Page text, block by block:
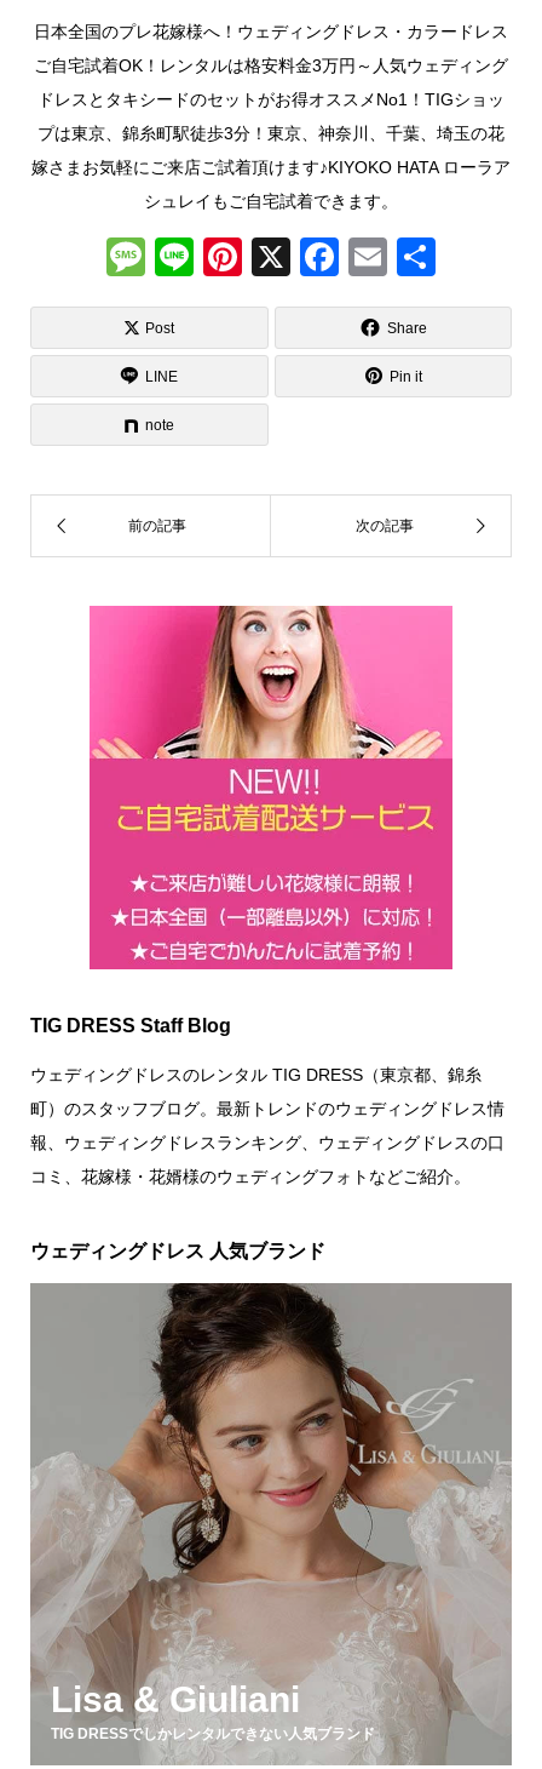
日本全国のプレ花嫁様へ！ウェディングドレス・カラードレス
ご自宅試着OK！レンタルは格安料金3万円～人気ウェディング
ドレスとタキシードのセットがお得オススメNo1！TIGショッ
プは東京、錦糸町駅徒歩3分！東京、神奈川、千葉、埼玉の花
嫁さまお気軽にご来店ご試着頂けます♪KIYOKO HATA ローラア
シュレイもご自宅試着できます。
M
e
ss
a
g
e
Li
n
Pi
nt
st
X
F
a
c
e
b
o
k
E
m
ail
有
Post Share
LINE Pin it
note
TIG DRESS Staff Blog
ウェディングドレスのレンタル TIG DRESS（東京都、錦糸
町）のスタッフブログ。最新トレンドのウェディングドレス情
報、ウェディングドレスランキング、ウェディングドレスの口
コミ、花嫁様・花婿様のウェディングフォトなどご紹介。
ウェディングドレス 人気ブランド
Lisa & Giuliani
TIG DRESSでしかレンタルできない人気ブランド